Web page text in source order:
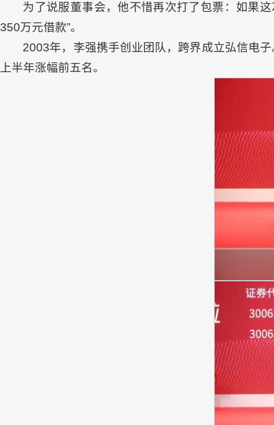
为了说服董事会，他不惜再次打了包票：如果
350万元借款”。
2003年，李强携手创业团队，跨界成立弘信电
上半年涨幅前五名。